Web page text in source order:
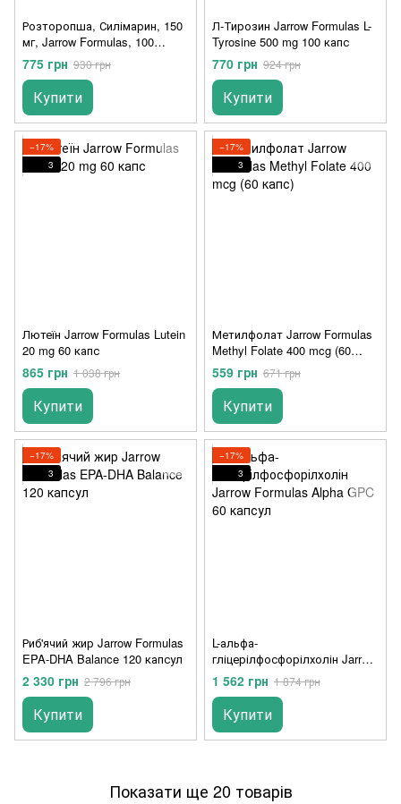
Розторопша, Силімарин, 150
мг, Jarrow Formulas, 100
вегетаріанських капсул
775 грн 930 грн
Купити
Л-Тирозин Jarrow Formulas L-
Tyrosine 500 mg 100 капс
770 грн 924 грн
Купити
−17%
3
Лютеїн Jarrow Formulas Lutein
20 mg 60 капс
865 грн 1 038 грн
Купити
−17%
3
Метилфолат Jarrow Formulas
Methyl Folate 400 mcg (60
капс)
559 грн 671 грн
Купити
−17%
3
Риб'ячий жир Jarrow Formulas
EPA-DHA Balance 120 капсул
2 330 грн 2 796 грн
Купити
−17%
3
L-альфа-
гліцерілфосфорілхолін Jarrow
Formulas Alpha GPC 60
капсул
1 562 грн 1 874 грн
Купити
Показати ще 20 товарів